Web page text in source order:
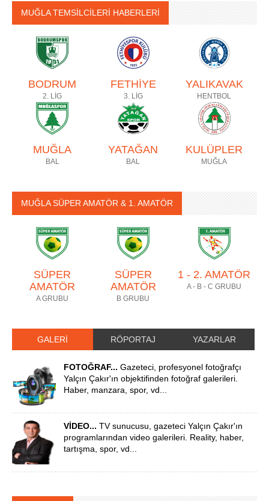
MUĞLA TEMSİLCİLERİ HABERLERİ
BODRUM
2. LİG
FETHİYE
3. LİG
YALIKAVAK
HENTBOL
MUĞLA
BAL
YATAĞAN
BAL
KULÜPLER
MUĞLA
MUĞLA SÜPER AMATÖR & 1. AMATÖR
SÜPER
AMATÖR
A GRUBU
SÜPER
AMATÖR
B GRUBU
1 - 2. AMATÖR
A - B - C GRUBU
GALERİ RÖPORTAJ YAZARLAR
FOTOĞRAF... Gazeteci, profesyonel fotoğrafçı
Yalçın Çakır'ın objektifinden fotoğraf galerileri.
Haber, manzara, spor, vd...
VİDEO... TV sunucusu, gazeteci Yalçın Çakır'ın
programlarından video galerileri. Reality, haber,
tartışma, spor, vd...